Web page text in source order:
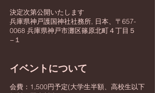
決定次第公開いたします
兵庫県神戸護国神社社務所, 日本、〒657-
0068 兵庫県神戸市灘区篠原北町４丁目５
−１
イベントについて
会費：1,500円予定(大学生半額、高校生以下